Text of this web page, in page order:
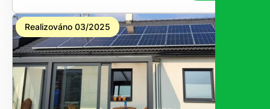
Realizováno 03/2025